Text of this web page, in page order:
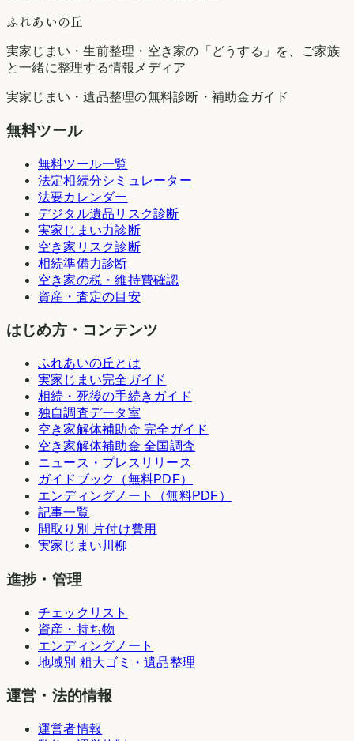
ふれあいの丘
実家じまい・生前整理・空き家の「どうする」を、ご家族
と一緒に整理する情報メディア
実家じまい・遺品整理の無料診断・補助金ガイド
無料ツール
無料ツール一覧
法定相続分シミュレーター
法要カレンダー
デジタル遺品リスク診断
実家じまい力診断
空き家リスク診断
相続準備力診断
空き家の税・維持費確認
資産・査定の目安
はじめ方・コンテンツ
ふれあいの丘とは
実家じまい完全ガイド
相続・死後の手続きガイド
独自調査データ室
空き家解体補助金 完全ガイド
空き家解体補助金 全国調査
ニュース・プレスリリース
ガイドブック（無料PDF）
エンディングノート（無料PDF）
記事一覧
間取り別 片付け費用
実家じまい川柳
進捗・管理
チェックリスト
資産・持ち物
エンディングノート
地域別 粗大ゴミ・遺品整理
運営・法的情報
運営者情報